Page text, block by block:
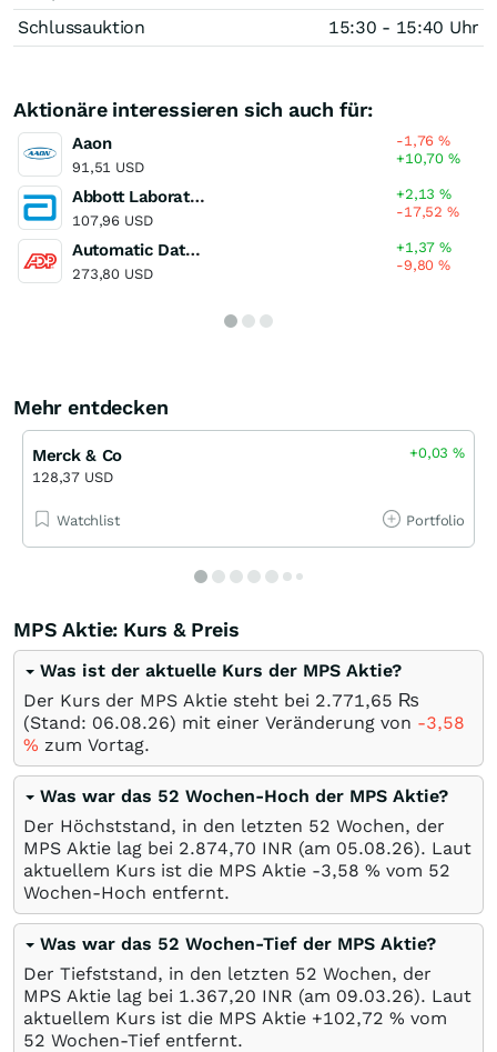
Schlussauktion
15:30 - 15:40 Uhr
Aktionäre interessieren sich auch für:
Aaon
91,51 USD
-1,76%
+10,70%
Abbott Laboratories
107,96 USD
+2,13%
-17,52%
Automatic Data Processing
273,80 USD
+1,37%
-9,80%
Mehr entdecken
Merck & Co
128,37 USD
+0,03%
Watchlist Portfolio
MPS Aktie: Kurs & Preis
Was ist der aktuelle Kurs der MPS Aktie?
Der Kurs der MPS Aktie steht bei 2.771,65 ₨
(Stand: 06.08.26) mit einer Veränderung von -3,58
% zum Vortag.
Was war das 52 Wochen-Hoch der MPS Aktie?
Der Höchststand, in den letzten 52 Wochen, der
MPS Aktie lag bei 2.874,70 INR (am 05.08.26). Laut
aktuellem Kurs ist die MPS Aktie -3,58 % vom 52
Wochen-Hoch entfernt.
Was war das 52 Wochen-Tief der MPS Aktie?
Der Tiefststand, in den letzten 52 Wochen, der
MPS Aktie lag bei 1.367,20 INR (am 09.03.26). Laut
aktuellem Kurs ist die MPS Aktie +102,72 % vom
52 Wochen-Tief entfernt.